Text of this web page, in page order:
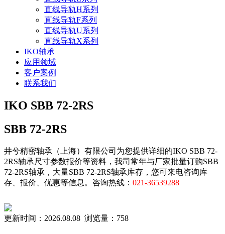
直线导轨H系列
直线导轨F系列
直线导轨U系列
直线导轨X系列
IKO轴承
应用领域
客户案例
联系我们
IKO SBB 72-2RS
SBB 72-2RS
井兮精密轴承（上海）有限公司为您提供详细的IKO SBB 72-
2RS轴承尺寸参数报价等资料，我司常年与厂家批量订购SBB
72-2RS轴承，大量SBB 72-2RS轴承库存，您可来电咨询库
存、报价、优惠等信息。咨询热线： 021-36539288
更新时间：2026.08.08 浏览量：758